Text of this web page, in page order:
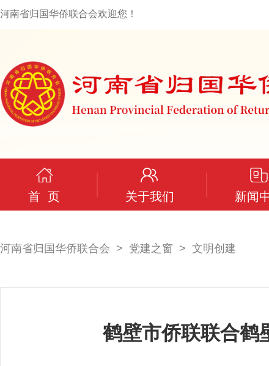
河南省归国华侨联合会欢迎您！
首 页 关于我们 新闻
河南省归国华侨联合会 党建之窗 文明创建
鹤壁市侨联联合鹤